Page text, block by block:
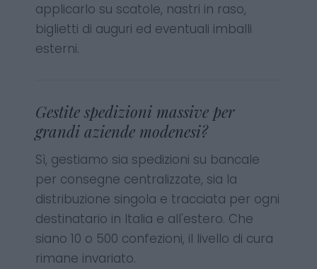
applicarlo su scatole, nastri in raso,
biglietti di auguri ed eventuali imballi
esterni.
Gestite spedizioni massive per
grandi aziende modenesi?
Sì, gestiamo sia spedizioni su bancale
per consegne centralizzate, sia la
distribuzione singola e tracciata per ogni
destinatario in Italia e all'estero. Che
siano 10 o 500 confezioni, il livello di cura
rimane invariato.